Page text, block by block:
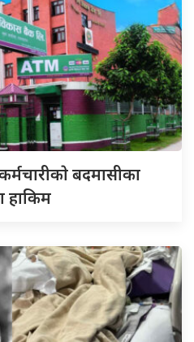
बदमासीका
हाकिम